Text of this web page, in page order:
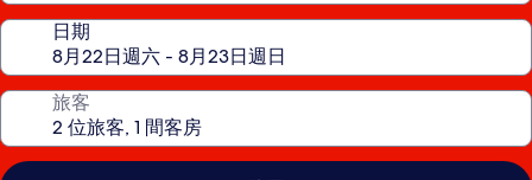
日期
旅客